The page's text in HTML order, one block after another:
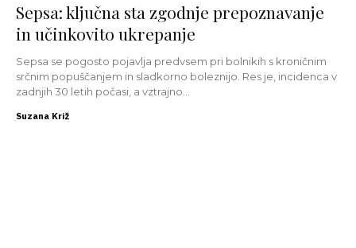
Sepsa: ključna sta zgodnje prepoznavanje
in učinkovito ukrepanje
Sepsa se pogosto pojavlja predvsem pri bolnikih s kroničnim
srčnim popuščanjem in sladkorno boleznijo. Res je, incidenca v
zadnjih 30 letih počasi, a vztrajno...
Suzana Križ